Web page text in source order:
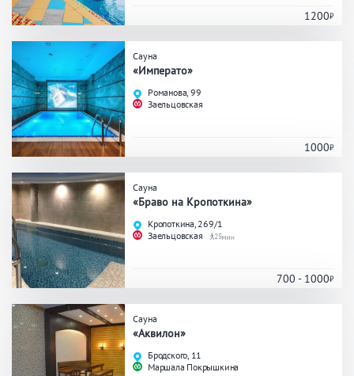
Развлечения
Бильярд
Кальян
Кухня
Мангал/ барбекю
Со своей едой
Заказ по меню
Удобства
На берегу водоема
Собственная парковка
1200
Сауна
«Императо»
Романова, 99
Заельцовская
1000
Сауна
«Браво на Кропоткина»
Кропоткина, 269/1
Заельцовская
25
700 - 1000
Сауна
«Аквилон»
Бродского, 11
Маршала Покрышкина